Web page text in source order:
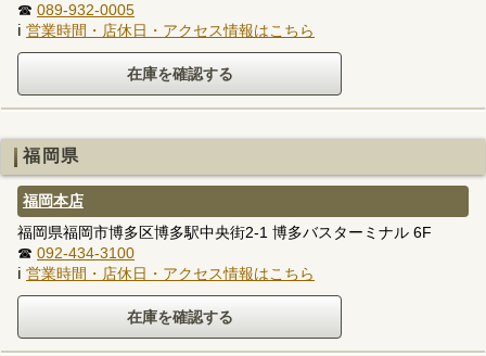
☎ 089-932-0005
ℹ 営業時間・店休日・アクセス情報はこちら
福岡県
福岡本店
福岡県福岡市博多区博多駅中央街2-1 博多バスターミナル 6F
☎ 092-434-3100
ℹ 営業時間・店休日・アクセス情報はこちら